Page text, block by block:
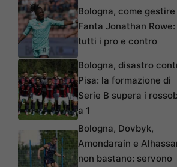
Bologna, come gestire
Fanta Jonathan Rowe:
tutti i pro e contro
Bologna, disastro
Pisa: la formazione di
Serie B supera i
a 1
Bologna, Dovbyk,
Amondarain e
non bastano: servono